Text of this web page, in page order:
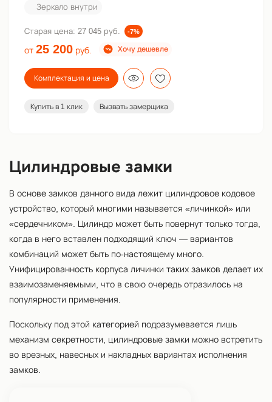
Зеркало внутри
Старая цена: 27 045 руб. -7%
от 25 200 руб. Хочу дешевле
Комплектация и цена
Купить в 1 клик Вызвать замерщика
Цилиндровые замки
В основе замков данного вида лежит цилиндровое кодовое
устройство, который многими называется «личинкой» или
«сердечником». Цилиндр может быть повернут только тогда,
когда в него вставлен подходящий ключ — вариантов
комбинаций может быть по-настоящему много.
Унифицированность корпуса личинки таких замков делает их
взаимозаменяемыми, что в свою очередь отразилось на
популярности применения.
Поскольку под этой категорией подразумевается лишь
механизм секретности, цилиндровые замки можно встретить
во врезных, навесных и накладных вариантах исполнения
замков.